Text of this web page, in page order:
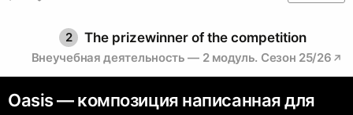
2 The prizewinner of the competition
Внеучебная деятельность — 2 модуль. Сезон 25/26
Oasis –– композиция написанная для